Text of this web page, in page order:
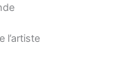
l’artiste